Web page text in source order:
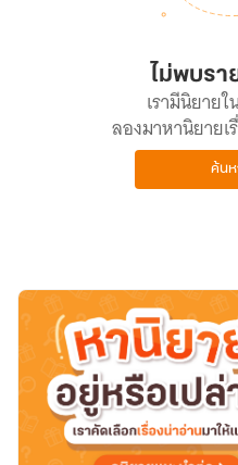
ไม่พบรา
เรามีนิยาย
ลองมาหานิยาย
ค้นห